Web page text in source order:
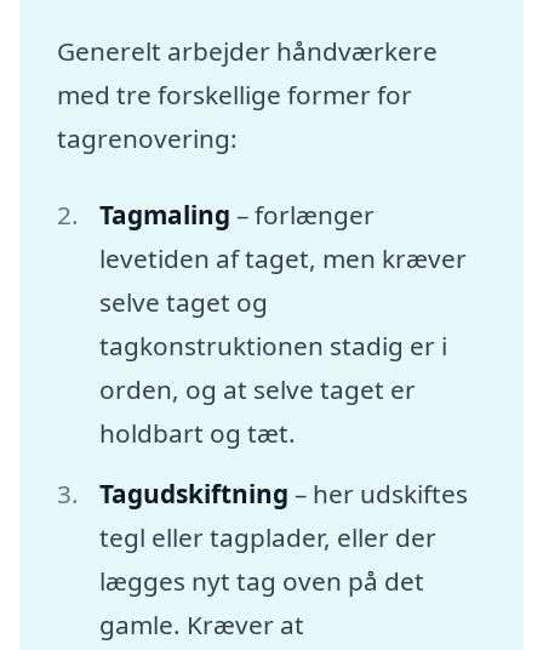
Generelt arbejder håndværkere
med tre forskellige former for
tagrenovering:
Tagmaling – forlænger
levetiden af taget, men kræver
selve taget og
tagkonstruktionen stadig er i
orden, og at selve taget er
holdbart og tæt.
Tagudskiftning – her udskiftes
tegl eller tagplader, eller der
lægges nyt tag oven på det
gamle. Kræver at